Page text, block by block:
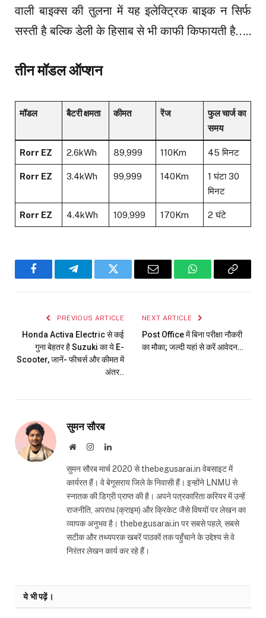
वाली बाइक्स की तुलना में यह इलेक्ट्रिक बाइक न सिर्फ
सस्ती है बल्कि डेली के हिसाब से भी काफी किफायती है…..
तीन मॉडल ऑप्शन
मॉडल बैटरी क्षमता कीमत रेंज
फुल चार्ज का
समय
Rorr EZ 2.6kWh ₹89,999 110Km 45 मिनट
Rorr EZ 3.4kWh ₹99,999 140Km
1 घंटा 30
मिनट
Rorr EZ 4.4kWh ₹109,999 170Km 2 घंटे
FacebookTelegramTwitter Email WhatsAppCopy
PREVIOUS ARTICLE
Honda Activa Electric से कई
गुना बेहतर है Suzuki का ये E-
Scooter, जानें- फीचर्स और कीमत में
अंतर..
NEXT ARTICLE
Post Office में बिना परीक्षा नौकरी
का मौका; जल्दी यहां से करें आवेदन…
सुमन सौरब
WebsiteInstagramLinkedIn
सुमन सौरब मार्च 2020 से thebegusarai.in वेबसाइट में
कार्यरत हैं। वे बेगूसराय जिले के निवासी हैं। इन्होंने LNMU से
स्नातक की डिग्री प्राप्त की है। अपने पत्रकारिता करियर में उन्हें
राजनीति, अपराध (क्राइम) और क्रिकेट जैसे विषयों पर लेखन का
व्यापक अनुभव है। thebegusarai.in पर सबसे पहले, सबसे
सटीक और तथ्यपरक खबरें पाठकों तक पहुँचाने के उद्देश्य से वे
निरंतर लेखन कार्य कर रहे हैं।
ये भी पढ़ें।